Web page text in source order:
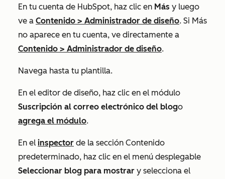
En tu cuenta de HubSpot, haz clic en Más y luego
ve a Contenido > Administrador de diseño. Si Más
no aparece en tu cuenta, ve directamente a
Contenido > Administrador de diseño.
Navega hasta tu plantilla.
En el editor de diseño, haz clic en el módulo
Suscripción al correo electrónico del blogo
agrega el módulo.
En el inspector de la sección Contenido
predeterminado, haz clic en el menú desplegable
Seleccionar blog para mostrar y selecciona el